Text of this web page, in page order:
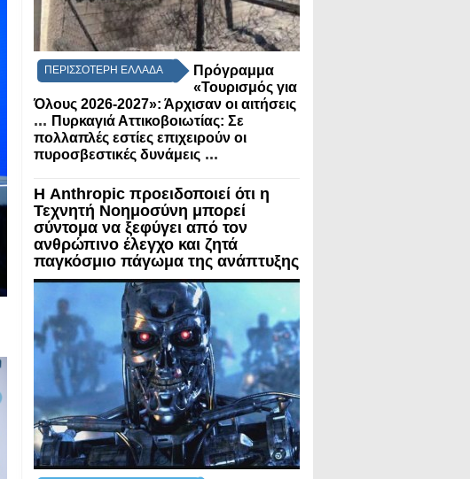
ΠΕΡΙΣΣΟΤΕΡΗ ΕΛΛΑΔΑ
Πρόγραμμα
«Τουρισμός για
Όλους 2026-2027»: Άρχισαν οι αιτήσεις
... Πυρκαγιά Αττικοβοιωτίας: Σε
πολλαπλές εστίες επιχειρούν οι
πυροσβεστικές δυνάμεις ...
Η Anthropic προειδοποιεί ότι η
Τεχνητή Νοημοσύνη μπορεί
σύντομα να ξεφύγει από τον
ανθρώπινο έλεγχο και ζητά
παγκόσμιο πάγωμα της ανάπτυξης